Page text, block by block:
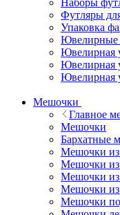
Наборы
Футляры
Упаковка
Ювелирные
Ювелирная
Ювелирная
Ювелирная
Мешочки
Главное
Мешочки
Бархатные
Мешочки из
Мешочки из
Мешочки из
Мешочки из
Мешочки